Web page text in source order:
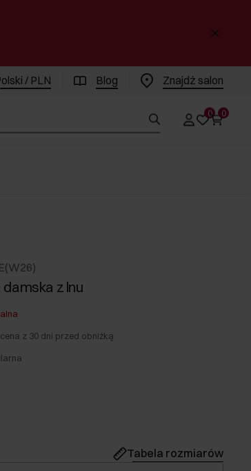
/ PLN Blog Znajdż salon
0 0
z lnu
z 30 dni przed obniżką
Tabela rozmiarów